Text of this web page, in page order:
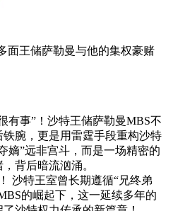
面王储萨勒曼与他的集权豪赌
有事”！沙特王储萨勒曼MBS不
腕，更是用雷霆手段重构沙特
嫡”远非宫斗，而是一场精密的
背后暗流汹涌。
沙特王室曾长期遵循“兄终弟
的崛起下，这一延续多年的